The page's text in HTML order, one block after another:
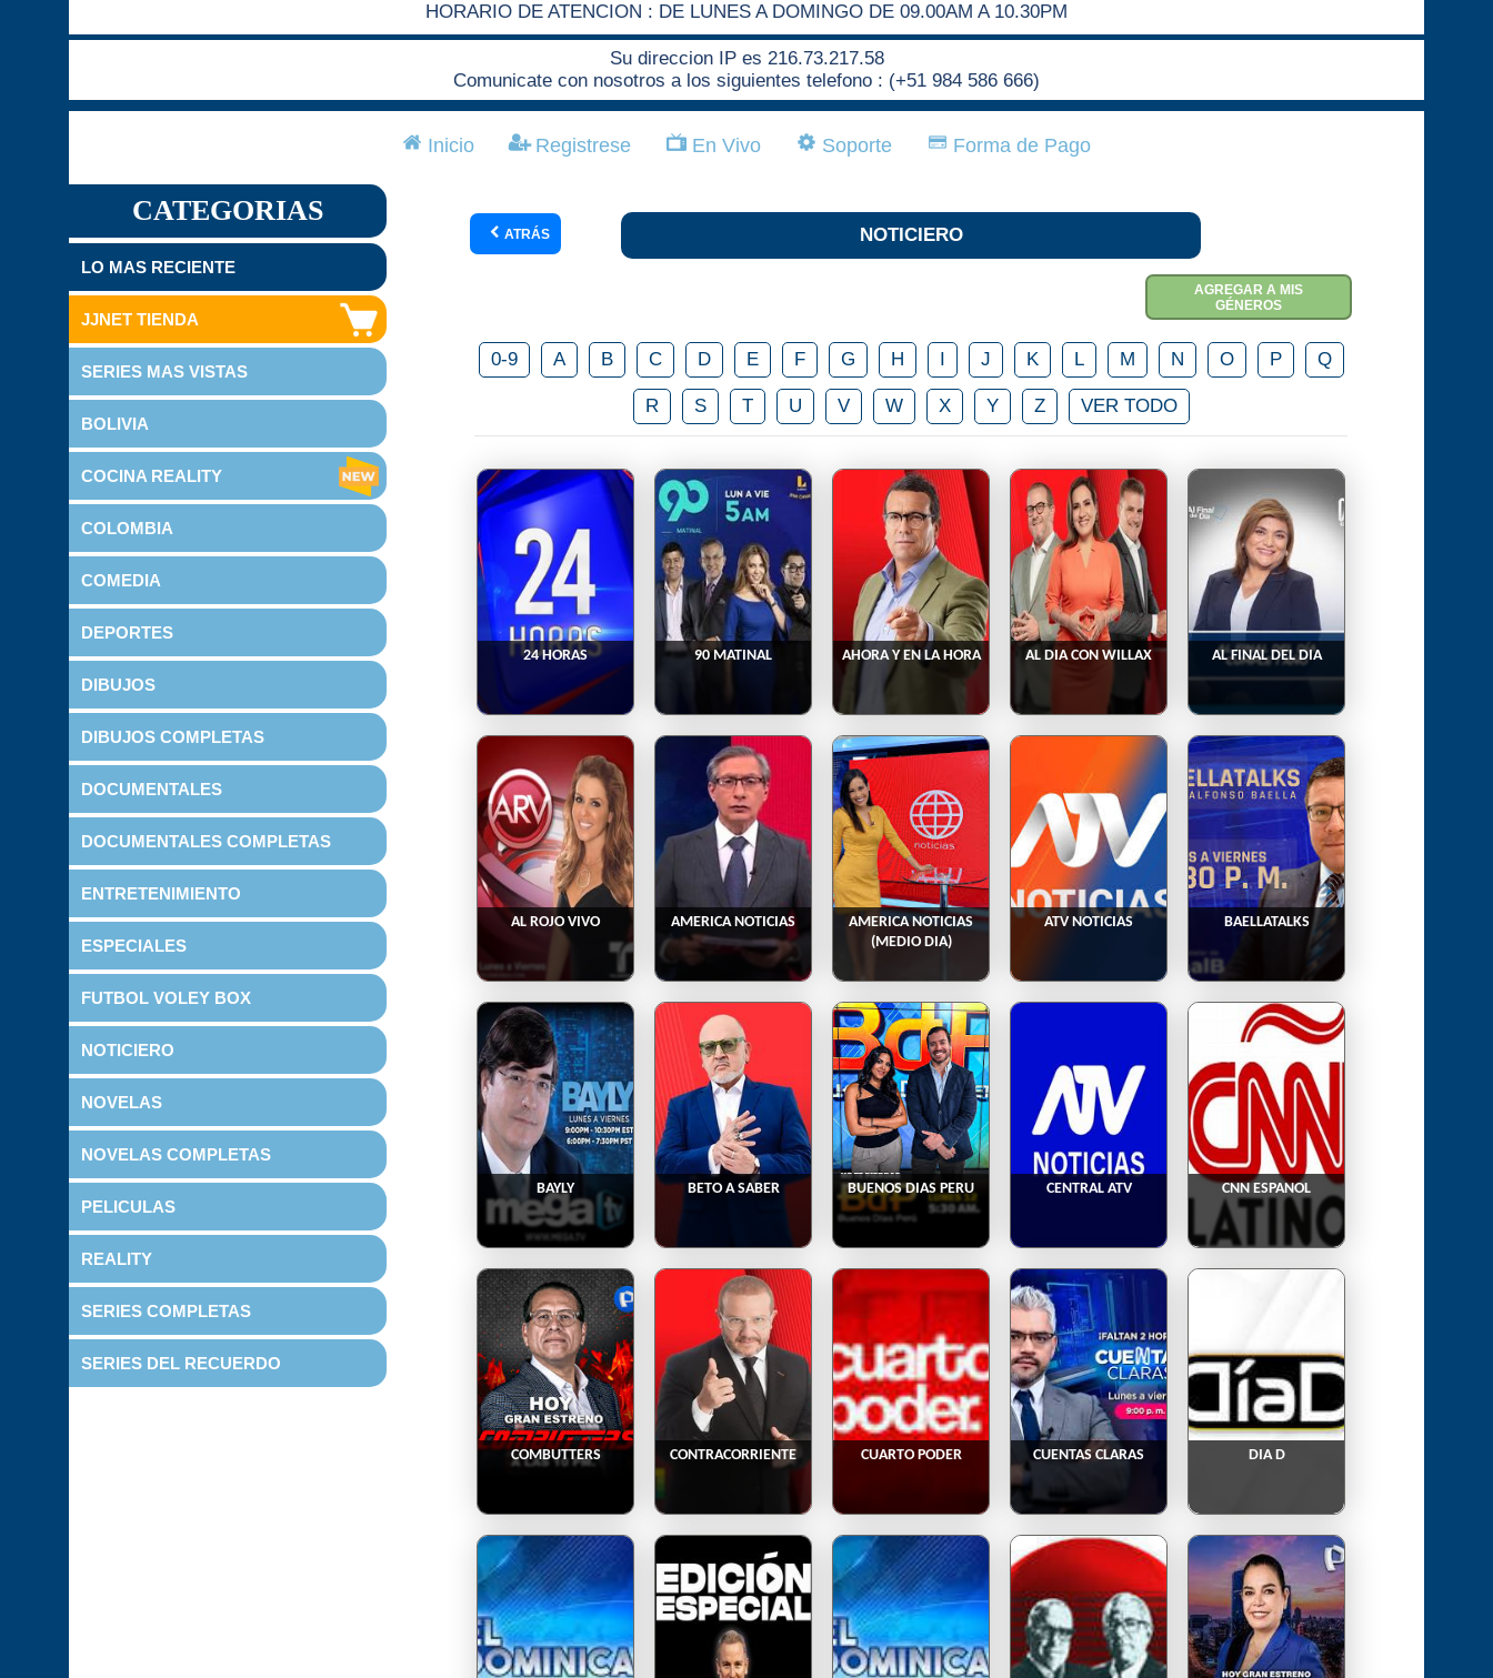
HORARIO DE ATENCION : DE LUNES A DOMINGO DE 09.00AM A 10.30PM
Su direccion IP es 216.73.217.58
Comunicate con nosotros a los siguientes telefono : (+51 984 586 666)
Inicio Registrese En Vivo Soporte Forma de Pago
CATEGORIAS
LO MAS RECIENTE
JJNET TIENDA
SERIES MAS VISTAS
BOLIVIA
COCINA REALITY
COLOMBIA
COMEDIA
DEPORTES
DIBUJOS
DIBUJOS COMPLETAS
DOCUMENTALES
DOCUMENTALES COMPLETAS
ENTRETENIMIENTO
ESPECIALES
FUTBOL VOLEY BOX
NOTICIERO
NOVELAS
NOVELAS COMPLETAS
PELICULAS
REALITY
SERIES COMPLETAS
SERIES DEL RECUERDO
NOTICIERO
AGREGAR A MIS
GÉNEROS
ATRÁS
0-9 A B C D E F G H I J K L M N O P Q
R S T U V W X Y Z VER TODO
24 HORAS 90 MATINAL AHORA Y EN LA HORA AL DIA CON WILLAX AL FINAL DEL DIA
AL ROJO VIVO AMERICA NOTICIAS
AMERICA NOTICIAS
(MEDIO DIA)
ATV NOTICIAS BAELLATALKS
BAYLY BETO A SABER BUENOS DIAS PERU CENTRAL ATV CNN ESPANOL
COMBUTTERS CONTRACORRIENTE CUARTO PODER CUENTAS CLARAS DIA D